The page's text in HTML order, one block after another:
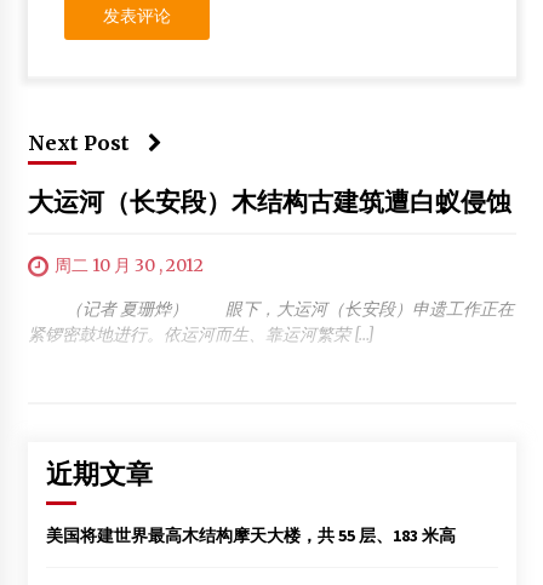
Next Post
大运河（长安段）木结构古建筑遭白蚁侵蚀
周二 10 月 30 , 2012
（记者 夏珊烨） 眼下，大运河（长安段）申遗工作正在
紧锣密鼓地进行。依运河而生、靠运河繁荣 […]
近期文章
美国将建世界最高木结构摩天大楼，共 55 层、183 米高